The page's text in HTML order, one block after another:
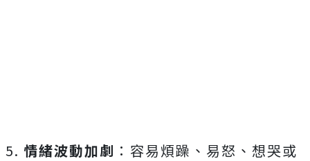
5. 情緒波動加劇 ：容易煩躁、易怒、想哭或